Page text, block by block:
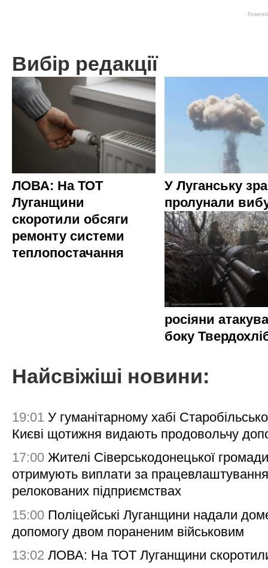
Вибір редакції
ЛОВА: На ТОТ
Луганщини
скоротили обсяги
ремонту системи
теплопостачання
У Луганську
пролунали
росіяни
боку
Найсвіжіші новини:
19:01 У гуманітарному хабі
Києві щотижня видають продовольчу
17:00 Жителі Сіверськодонецької
отримують виплати за
релокованих підприємствах
15:00 Поліцейські Луганщини надали
допомогу двом пораненим військовим
13:02 ЛОВА: На ТОТ Луганщини